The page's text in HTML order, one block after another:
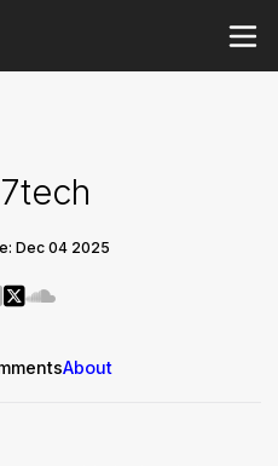
Dec 04 2025
About